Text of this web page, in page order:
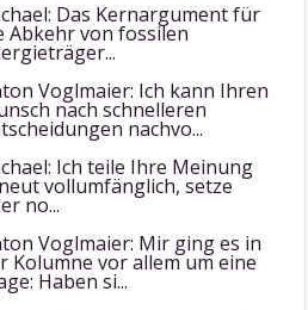
Das Kernargument für
Abkehr von fossilen
Voglmaier: Ich kann Ihren
nach schnelleren
nachvo...
Ich teile Ihre Meinung
vollumfänglich, setze
no...
Voglmaier: Mir ging es in
Kolumne vor allem um eine
Haben si...